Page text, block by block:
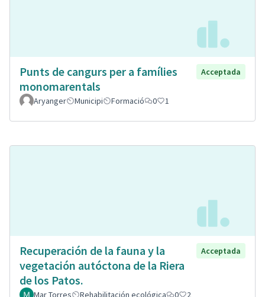
Punts de cangurs per a famílies
monomarentals
Acceptada
Aryanger Municipi Formació 0 1
Recuperación de la fauna y la
vegetación autóctona de la Riera
de los Patos.
Acceptada
Mar Torres Rehabilitación ecológica 0 2